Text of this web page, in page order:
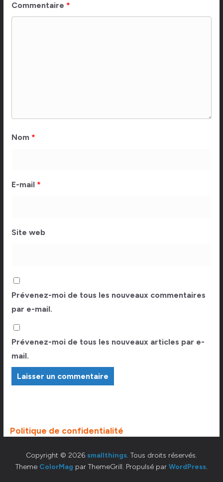
Commentaire *
Nom *
E-mail *
Site web
Prévenez-moi de tous les nouveaux commentaires
par e-mail.
Prévenez-moi de tous les nouveaux articles par e-
mail.
Politique de confidentialité
Copyright © 2026 smallthings. Tous droits réservés.
Theme ColorMag par ThemeGrill. Propulsé par WordPress.